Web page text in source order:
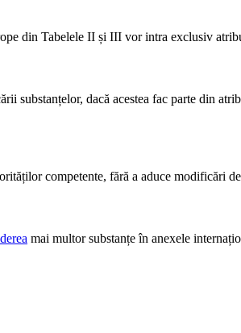
din Tabelele II și III vor intra exclusiv
substanțelor, dacă acestea fac parte din
competente, fără a aduce modificări
mai multor substanțe în anexele